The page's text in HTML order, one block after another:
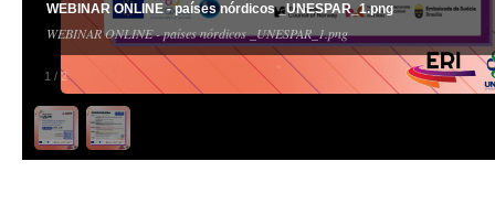
1 / 2
WEBINAR ONLINE - países nórdicos _UNESPAR_1.png
WEBINAR ONLINE - países nórdicos _UNESPAR_1.png